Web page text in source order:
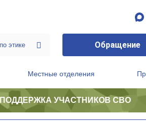
Обращение
Местные отделения
ПОДДЕРЖКА УЧАСТНИКОВ СВО